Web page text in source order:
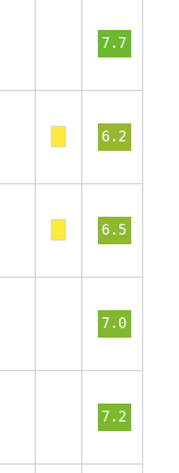
7.7
6.2
6.5
7.0
7.2